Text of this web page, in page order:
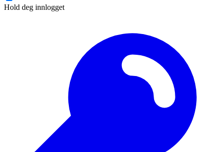
Hold deg innlogget